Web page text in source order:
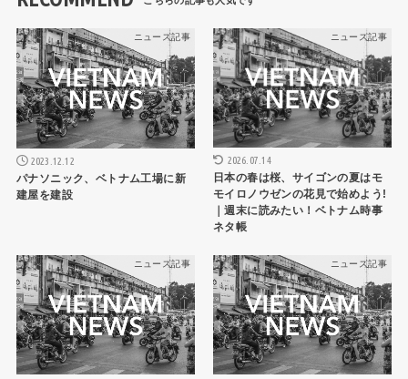
ニュース記事
2023.12.12
パナソニック、ベトナム工場に新
建屋を建設
ニュース記事
2026.07.14
日本の春は桜、サイゴンの夏はモ
モイロノウゼンの花見で始めよう!
｜週末に読みたい！ベトナム時事
ネタ帳
ニュース記事 ニュース記事